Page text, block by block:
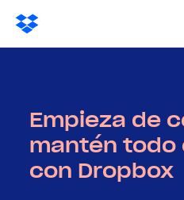
Empieza de
mantén todo
con Dropbox